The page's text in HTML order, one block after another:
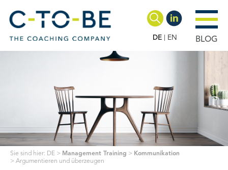
DE EN BLOG
Sie sind hier: DE > Management Training > Kommunikation
> Argumentieren und überzeugen